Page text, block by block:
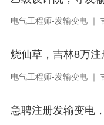
电气工程师-发输变电 ｜
烧仙草，吉林8万
电气工程师-发输变电 ｜
急聘注册发输变电